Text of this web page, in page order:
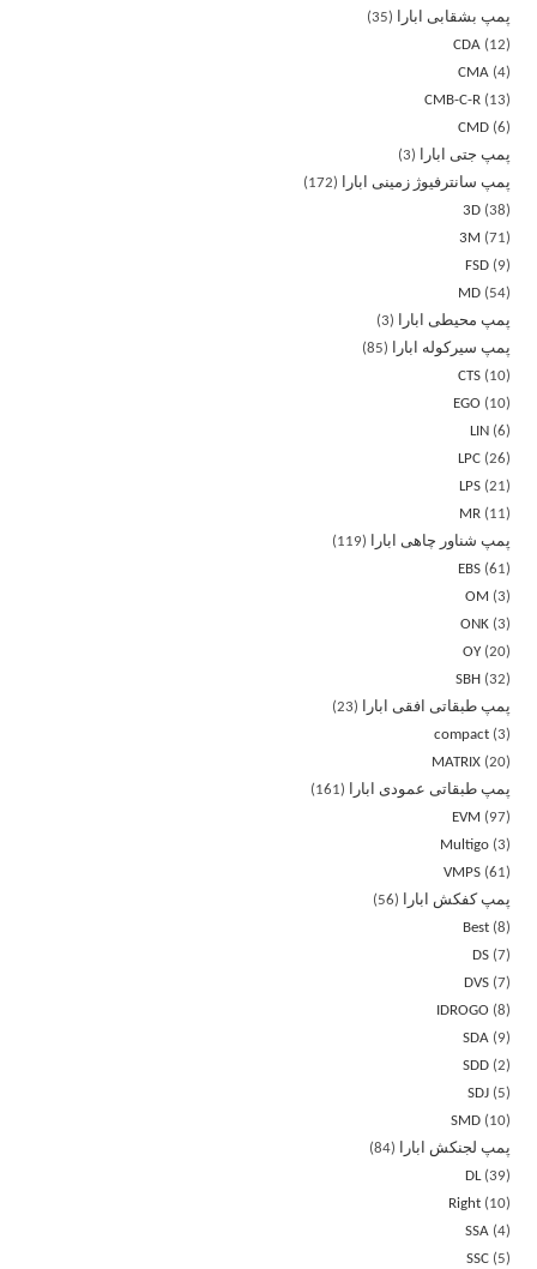
پمپ بشقابی ابارا
35
CDA
12
CMA 4
CMB-C-R
13
CMD 6
پمپ جتی ابارا
3
پمپ سانترفیوژ زمینی ابارا
172
3D 38
3M
71
FSD
9
MD
54
پمپ محیطی ابارا
3
پمپ سیرکوله ابارا
85
CTS
10
EGO
10
LIN
6
LPC 26
LPS 21
MR
11
پمپ شناور چاهی ابارا
119
EBS 61
OM
3
ONK 3
OY 20
SBH
32
پمپ طبقاتی افقی ابارا
23
compact 3
MATRIX 20
پمپ طبقاتی عمودی ابارا
161
EVM
97
Multigo 3
VMPS 61
پمپ کفکش ابارا
56
Best 8
DS 7
DVS 7
IDROGO
8
SDA
9
SDD 2
SDJ
5
SMD
10
پمپ لجنکش ابارا
84
DL 39
Right
10
SSA 4
SSC
5